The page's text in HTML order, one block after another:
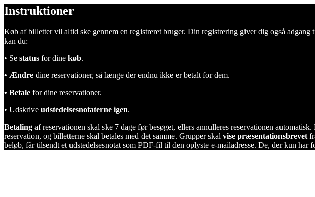
Instruktioner
Køb af billetter vil altid ske gennem en registreret bruger. Din registrering giver dig også
kan du:
• Se status for dine køb.
• Ændre dine reservationer, så længe der endnu ikke er betalt for dem.
• Betale for dine reservationer.
• Udskrive udstedelsesnotaterne igen.
Betaling af reservationen skal ske 7 dage før besøget, ellers annulleres reservationen
reservation, og billetterne skal betales med det samme. Grupper skal vise præsentationsbrevet
beløb, får tilsendt et udstedelsesnotat som PDF-fil til den oplyste e-mailadresse. De, der kun har